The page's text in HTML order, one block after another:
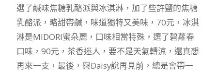
選了鹹味焦糖乳酪派與冰淇淋，加了些許鹽的焦糖
乳酪派，略甜帶鹹，味道獨特又美味，70元，冰淇
淋是MIDORI蜜朵麗，口味相當特殊，選了碧蘿春
口味，90元，茶香迷人，要不是天氣轉涼，還真想
再來一支，最後，與Daisy說再見前，總是會帶一